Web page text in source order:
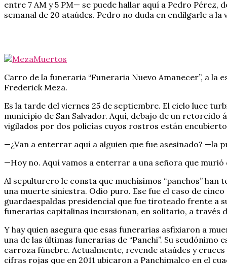
entre 7 AM y 5 PM— se puede hallar aquí a Pedro Pérez,
semanal de 20 ataúdes. Pedro no duda en endilgarle a
Carro de la funeraria “Funeraria Nuevo Amanecer”, a
Frederick Meza.
Es la tarde del viernes 25 de septiembre. El cielo luce
municipio de San Salvador. Aquí, debajo de un
vigilados por dos policías cuyos rostros están
—¿Van a enterrar aquí a alguien que fue asesinado? —la
—Hoy no. Aquí vamos a enterrar a una señora que murió
Al sepulturero le consta que muchísimos “panchos”
una muerte siniestra. Odio puro. Ese fue el caso de
guardaespaldas presidencial que fue tiroteado frente a
funerarias capitalinas incursionan, en solitario, a través
Y hay quien asegura que esas funerarias asfixiaron a
una de las últimas funerarias de “Panchi”. Su
carroza fúnebre. Actualmente, revende ataúdes y
cifras rojas que en 2011 ubicaron a Panchimalco en el